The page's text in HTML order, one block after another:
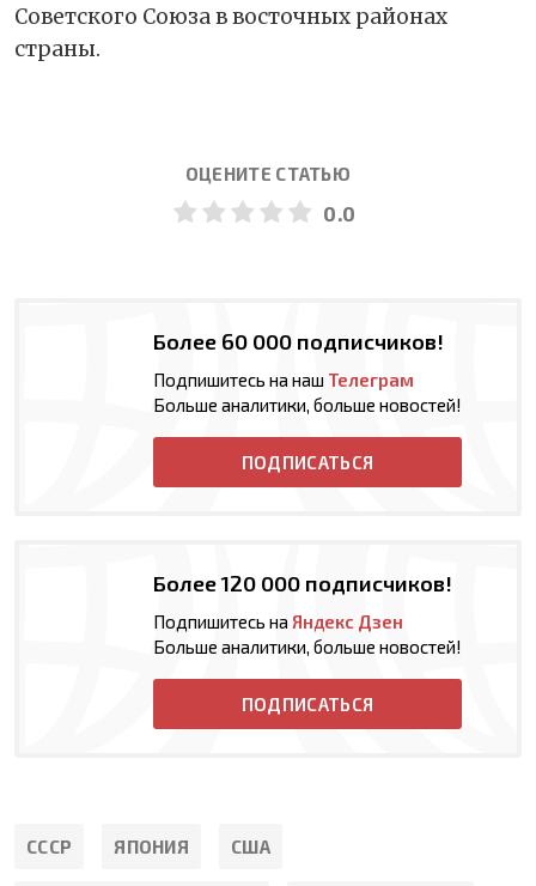
Советского Союза в восточных районах
страны.
ОЦЕНИТЕ СТАТЬЮ
0.0
Более 60 000 подписчиков!
Подпишитесь на наш Телеграм
Больше аналитики, больше новостей!
ПОДПИСАТЬСЯ
Более 120 000 подписчиков!
Подпишитесь на Яндекс Дзен
Больше аналитики, больше новостей!
ПОДПИСАТЬСЯ
СССР ЯПОНИЯ США